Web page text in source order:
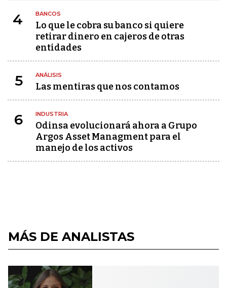
4 BANCOS
Lo que le cobra su banco si quiere
retirar dinero en cajeros de otras
entidades
5 ANÁLISIS
Las mentiras que nos contamos
6 INDUSTRIA
Odinsa evolucionará ahora a Grupo
Argos Asset Managment para el
manejo de los activos
MÁS DE ANALISTAS